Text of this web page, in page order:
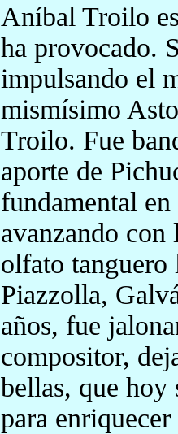
Aníbal Troilo
ha provocado.
impulsando el
mismísimo
Troilo. Fue
aporte de
fundamental
avanzando con
olfato tanguero
Piazzolla,
años, fue
compositor,
bellas, que hoy
para